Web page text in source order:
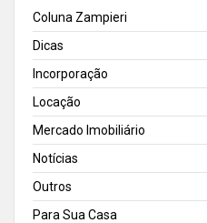
Coluna Zampieri
Dicas
Incorporação
Locação
Mercado Imobiliário
Notícias
Outros
Para Sua Casa